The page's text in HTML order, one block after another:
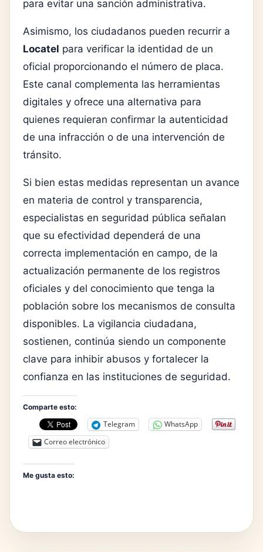
para evitar una sanción administrativa.
Asimismo, los ciudadanos pueden recurrir a
Locatel para verificar la identidad de un
oficial proporcionando el número de placa.
Este canal complementa las herramientas
digitales y ofrece una alternativa para
quienes requieran confirmar la autenticidad
de una infracción o de una intervención de
tránsito.
Si bien estas medidas representan un avance
en materia de control y transparencia,
especialistas en seguridad pública señalan
que su efectividad dependerá de una
correcta implementación en campo, de la
actualización permanente de los registros
oficiales y del conocimiento que tenga la
población sobre los mecanismos de consulta
disponibles. La vigilancia ciudadana,
sostienen, continúa siendo un componente
clave para inhibir abusos y fortalecer la
confianza en las instituciones de seguridad.
Comparte esto:
Telegram
WhatsApp
Correo electrónico
Me gusta esto: